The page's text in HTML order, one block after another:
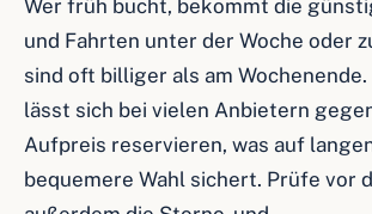
Wer früh bucht, bekommt die
und Fahrten unter der Woche oder
sind oft billiger als am
lässt sich bei vielen Anbietern
Aufpreis reservieren, was auf
bequemere Wahl sichert. Prüfe vor